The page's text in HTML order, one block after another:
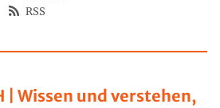
| Wissen und verstehen,
RSS